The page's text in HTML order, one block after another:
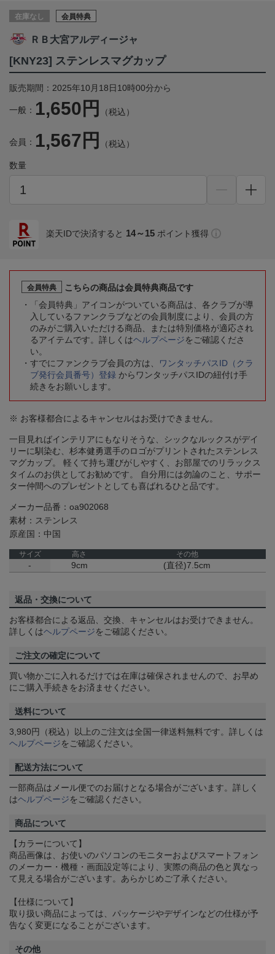
在庫なし 会員特典
ＲＢ大宮アルディージャ
[KNY23] ステンレスマグカップ
販売期間：2025年10月18日10時00分から
一般： 1,650円 （税込）
会員： 1,567円 （税込）
数量
楽天IDで決済すると 14～15 ポイント獲得
会員特典
こちらの商品は会員特典商品です
「会員特典」アイコンがついている商品は、各クラブが導
入しているファンクラブなどの会員制度により、会員の方
のみがご購入いただける商品、または特別価格が適応され
るアイテムです。詳しくはヘルプページをご確認くださ
い。
すでにファンクラブ会員の方は、
ワンタッチパスID（クラ
ブ発行会員番号）登録 からワンタッチパスIDの紐付け手
続きをお願いします。
※ お客様都合によるキャンセルはお受けできません。
一目見ればインテリアにもなりそうな、シックなルックスがデイ
リーに馴染む、杉本健勇選手のロゴがプリントされたステンレス
マグカップ。 軽くて持ち運びがしやすく、お部屋でのリラックス
タイムのお供としてお勧めです。 自分用には勿論のこと、サポー
ター仲間へのプレゼントとしても喜ばれるひと品です。
メーカー品番：oa902068
素材：ステンレス
原産国：中国
サイズ 高さ その他
- 9cm (直径)7.5cm
返品・交換について
お客様都合による返品、交換、キャンセルはお受けできません。
詳しくはヘルプページをご確認ください。
ご注文の確定について
買い物かごに入れるだけでは在庫は確保されませんので、お早め
にご購入手続きをお済ませください。
送料について
3,980円（税込）以上のご注文は全国一律送料無料です。詳しくは
ヘルプページをご確認ください。
配送方法について
一部商品はメール便でのお届けとなる場合がございます。詳しく
はヘルプページをご確認ください。
商品について
【カラーについて】
商品画像は、お使いのパソコンのモニターおよびスマートフォン
のメーカー・機種・画面設定等により、実際の商品の色と異なっ
て見える場合がございます。あらかじめご了承ください。
【仕様について】
取り扱い商品によっては、パッケージやデザインなどの仕様が予
告なく変更になることがございます。
その他